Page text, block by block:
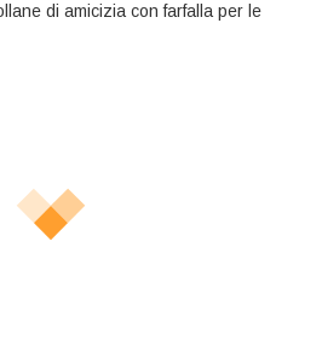
di amicizia con farfalla per le